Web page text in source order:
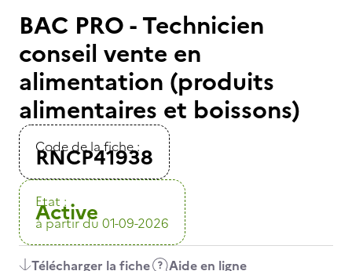
BAC PRO - Technicien
conseil vente en
alimentation (produits
alimentaires et boissons)
Code de la fiche :
RNCP41938
Etat :
Active
à partir du 01-09-2026
Télécharger la fiche Aide en ligne